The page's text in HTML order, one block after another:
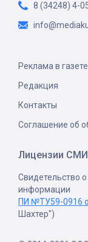
8 (34248) 4-
Реклама в газете
Редакция
Контакты
Соглашение об
Лицензии СМИ
Свидетельство
информации
ПИ №ТУ59-0916
Шахтер")